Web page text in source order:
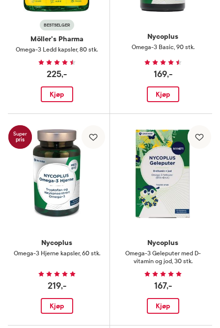
BESTSELGER
Möller's Pharma
Omega-3 Ledd kapsler, 80 stk.
225,-
Kjøp
Nycoplus
Omega-3 Basic, 90 stk.
169,-
Kjøp
Super
pris
Nycoplus
Omega-3 Hjerne kapsler, 60 stk.
219,-
Kjøp
Nycoplus
Omega-3 Geleputer med D-
vitamin og jod, 30 stk.
167,-
Kjøp